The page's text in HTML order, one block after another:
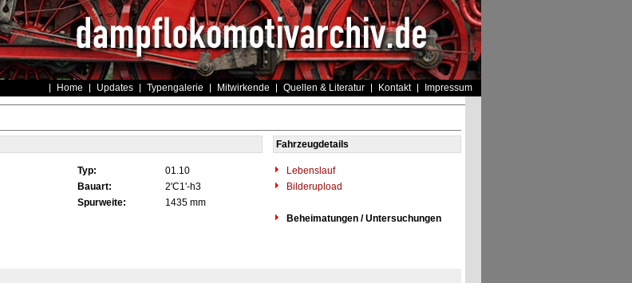
Home Updates Typengalerie Mitwirkende Quellen & Literatur Kontakt Impressum
Fahrzeugdetails
Typ: 01.10
Lebenslauf
Bauart: 2'C1'-h3
Bilderupload
Spurweite:
1435 mm
Beheimatungen / Untersuchungen